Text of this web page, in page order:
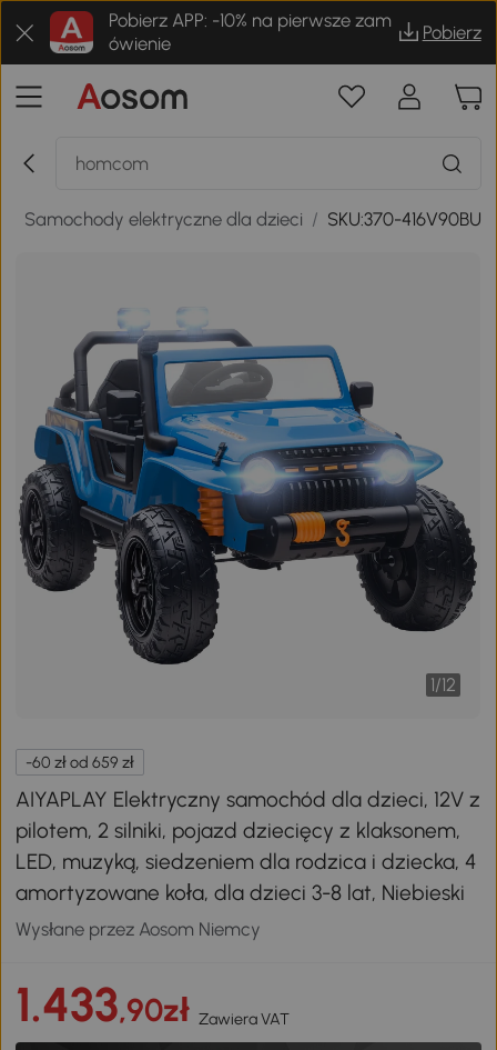
Pobierz APP: -10% na pierwsze zam
ówienie
Pobierz
Samochody elektryczne dla dzieci / SKU:370-416V90BU
1/12
-60 zł od 659 zł
AIYAPLAY Elektryczny samochód dla dzieci, 12V z
pilotem, 2 silniki, pojazd dziecięcy z klaksonem,
LED, muzyką, siedzeniem dla rodzica i dziecka, 4
amortyzowane koła, dla dzieci 3-8 lat, Niebieski
Wysłane przez Aosom Niemcy
1.433,90zł Zawiera VAT